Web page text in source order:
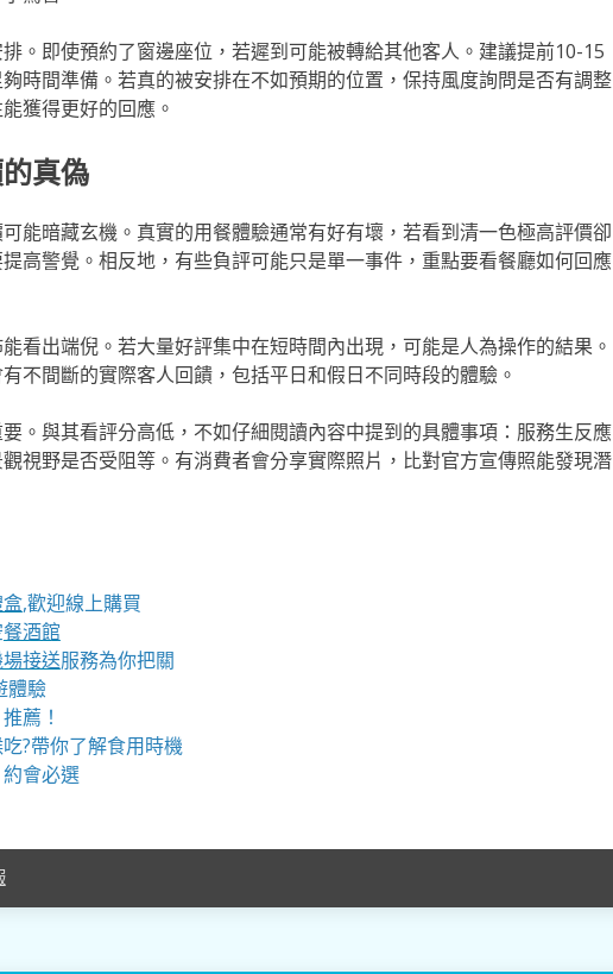
。即使預約了窗邊座位，若遲到可能被轉給其他客人。建議提前10-15
時間準備。若真的被安排在不如預期的位置，保持風度詢問是否有調整
獲得更好的回應。
真偽
能暗藏玄機。真實的用餐體驗通常有好有壞，若看到清一色極高評價卻
高警覺。相反地，有些負評可能只是單一事件，重點要看餐廳如何回應
看出端倪。若大量好評集中在短時間內出現，可能是人為操作的結果。
不間斷的實際客人回饋，包括平日和假日不同時段的體驗。
。與其看評分高低，不如仔細閱讀內容中提到的具體事項：服務生反應
視野是否受阻等。有消費者會分享實際照片，比對官方宣傳照能發現潛
,歡迎線上購買
餐酒館
接送服務為你把關
體驗
薦！
?帶你了解食用時機
會必選